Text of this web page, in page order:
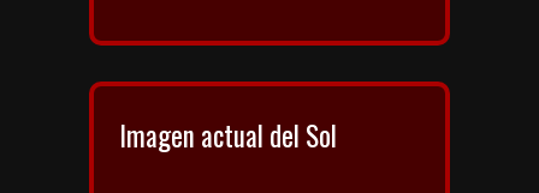
Imagen actual del Sol